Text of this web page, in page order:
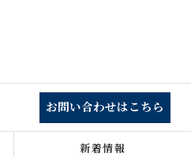
お問い合わせはこちら
新着情報